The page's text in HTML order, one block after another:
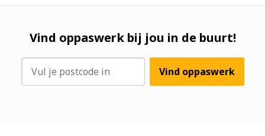
Vind oppaswerk bij jou in de buurt!
Vind oppaswerk